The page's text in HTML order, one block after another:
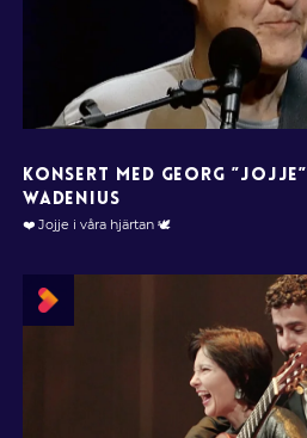
KONSERT MED GEORG ”JOJJE”
WADENIUS
❤️ Jojje i våra hjärtan 🕊️